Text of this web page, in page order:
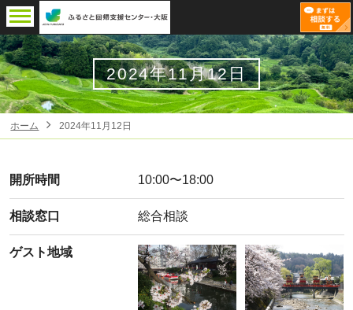
2024年11月12日
ホーム 2024年11月12日
開所時間 10:00〜18:00
相談窓口 総合相談
ゲスト地域